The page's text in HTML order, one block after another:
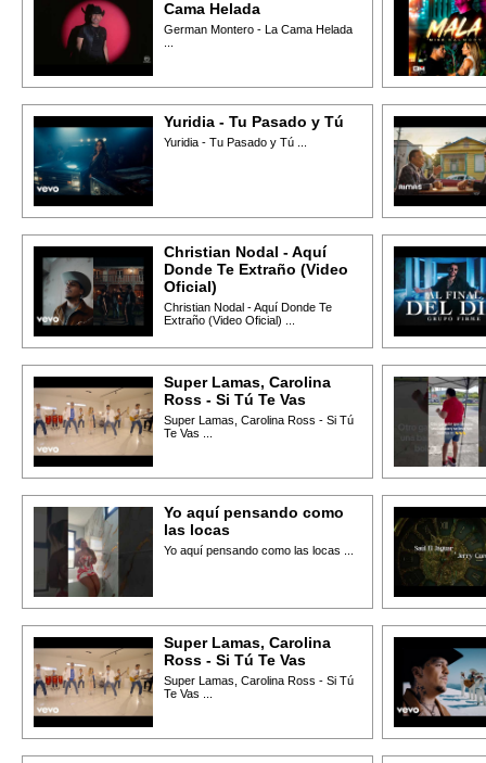
Cama Helada
German Montero - La Cama Helada
Yuridia - Tu Pasado y Tú
Yuridia - Tu Pasado y Tú ...
Christian Nodal - Aquí
Donde Te Extraño (Video
Oficial)
Christian Nodal - Aquí Donde Te
Extraño (Video Oficial) ...
Super Lamas, Carolina
Ross - Si Tú Te Vas
Super Lamas, Carolina Ross - Si Tú
Te Vas ...
Yo aquí pensando como
las locas
Yo aquí pensando como las locas ...
Super Lamas, Carolina
Ross - Si Tú Te Vas
Super Lamas, Carolina Ross - Si Tú
Te Vas ...